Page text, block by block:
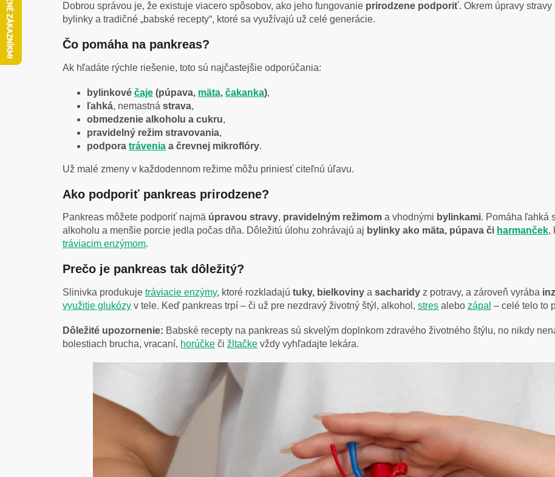
Dobrou správou je, že existuje viacero spôsobov, ako jeho fungovanie prirodzene podporiť. Okrem úpravy
bylinky a tradičné „babské recepty“, ktoré sa využívajú už celé generácie.
Čo pomáha na pankreas?
Ak hľadáte rýchle riešenie, toto sú najčastejšie odporúčania:
bylinkové čaje (púpava, mäta, čakanka),
ľahká, nemastná strava,
obmedzenie alkoholu a cukru,
pravidelný režim stravovania,
podpora trávenia a črevnej mikroflóry.
Už malé zmeny v každodennom režime môžu priniesť citeľnú úľavu.
Ako podporiť pankreas prirodzene?
Pankreas môžete podporiť najmä úpravou stravy, pravidelným režimom a vhodnými bylinkami. Pomáha ľahká
alkoholu a menšie porcie jedla počas dňa. Dôležitú úlohu zohrávajú aj bylinky ako mäta, púpava či harmanček,
tráviacim enzýmom.
Prečo je pankreas tak dôležitý?
Slinivka produkuje tráviacie enzýmy, ktoré rozkladajú tuky, bielkoviny a sacharidy z potravy, a zároveň vyrába
využitie glukózy v tele. Keď pankreas trpí – či už pre nezdravý životný štýl, alkohol, stres alebo zápal – celé telo to
Dôležité upozornenie: Babské recepty na pankreas sú skvelým doplnkom zdravého životného štýlu, no nikdy
bolestiach brucha, vracaní, horúčke či žltačke vždy vyhľadajte lekára.